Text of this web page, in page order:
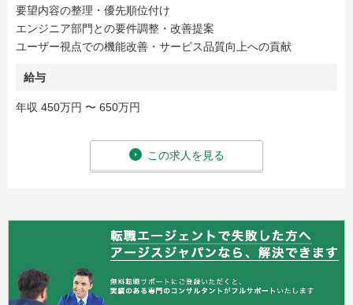
要望内容の整理・優先順位付け
エンジニア部門との要件調整・改善提案
ユーザー視点での機能改善・サービス品質向上への貢献
給与
年収 450万円 〜 650万円
この求人を見る